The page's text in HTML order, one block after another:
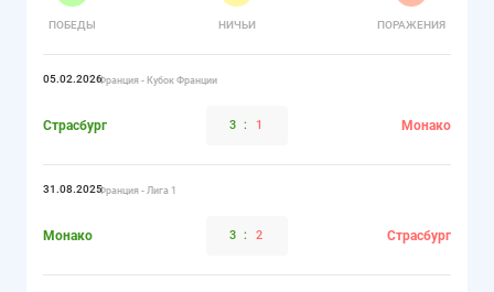
ПОБЕДЫ НИЧЬИ ПОРАЖЕНИЯ
05.02.2026Франция - Кубок Франции
Страсбург 3 : 1 Монако
31.08.2025Франция - Лига 1
Монако 3 : 2 Страсбург